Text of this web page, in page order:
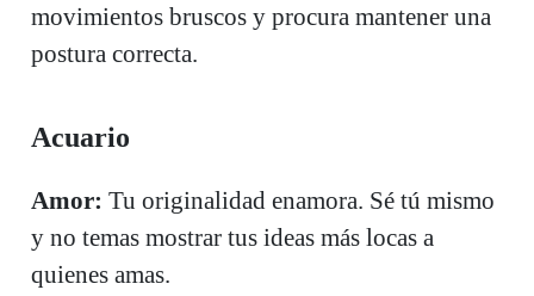
movimientos bruscos y procura mantener una
postura correcta.
Acuario
Amor: Tu originalidad enamora. Sé tú mismo
y no temas mostrar tus ideas más locas a
quienes amas.